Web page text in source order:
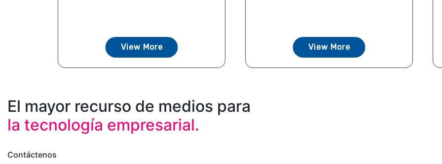
View More View More
El mayor recurso de medios para
la tecnología empresarial.
Contáctenos